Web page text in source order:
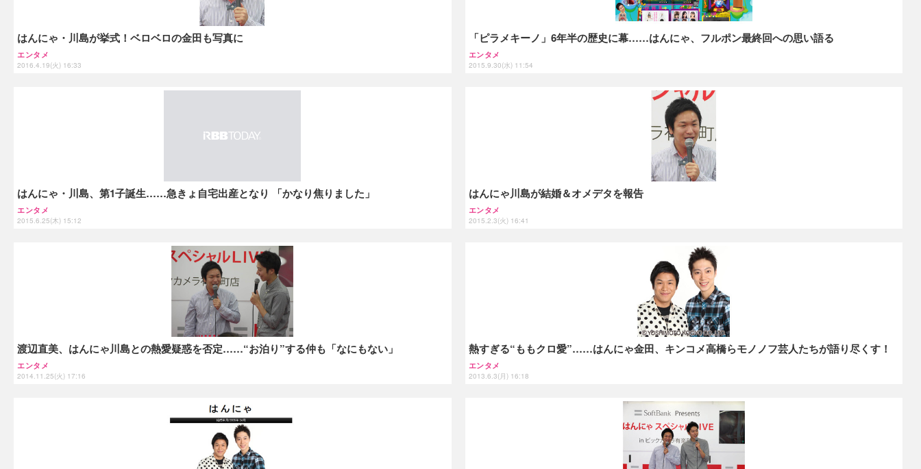
はんにゃ・川島が挙式！ベロベロの金田も写真に
エンタメ
2016.4.19(火) 16:33
「ピラメキーノ」6年半の歴史に幕……はんにゃ、フルポン最終回への思い語る
エンタメ
2015.9.30(水) 11:54
はんにゃ・川島、第1子誕生……急きょ自宅出産となり 「かなり焦りました」
エンタメ
2015.6.25(木) 15:12
はんにゃ川島が結婚＆オメデタを報告
エンタメ
2015.2.3(火) 16:41
渡辺直美、はんにゃ川島との熱愛疑惑を否定……“お泊り”する仲も「なにもない」
エンタメ
2014.11.25(火) 17:16
熱すぎる“ももクロ愛”……はんにゃ金田、キンコメ高橋らモノノフ芸人たちが語り尽くす！
エンタメ
2013.6.3(月) 16:18